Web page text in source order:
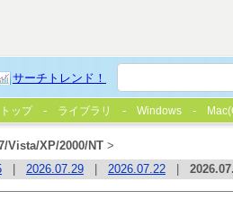
サーチトレンド！
トップ ライブラリ Windows
Vista/XP/2000/NT >
2026.07.29 2026.07.22